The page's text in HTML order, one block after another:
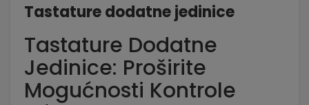
Tastature dodatne jedinice
Tastature Dodatne
Jedinice: Proširite
Mogućnosti Kontrole